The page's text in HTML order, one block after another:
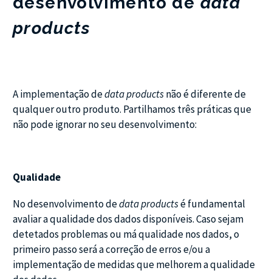
products
A implementação dedata productsnão é diferente de
qualquer outro produto. Partilhamos três práticas que
não pode ignorar no seu desenvolvimento:
Qualidade
No desenvolvimento dedata productsé fundamental
avaliar a qualidade dos dados disponíveis. Caso sejam
detetados problemas ou má qualidade nos dados, o
primeiro passo será a correção de erros e/ou a
implementação de medidas que melhorem a qualidade